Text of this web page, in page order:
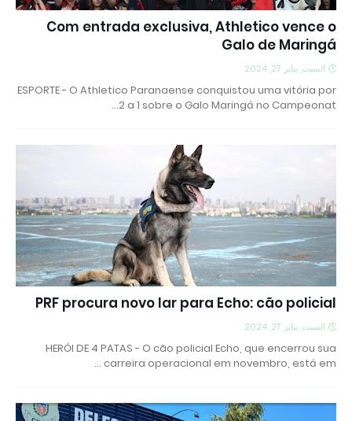
Com entrada exclusiva, Athletico vence o
Galo de Maringá
السبت, يناير 27, 2024
ESPORTE - O Athletico Paranaense conquistou uma vitória por
2 a 1 sobre o Galo Maringá no Campeonat…
PRF procura novo lar para Echo: cão policial
السبت, يناير 27, 2024
HERÓI DE 4 PATAS - O cão policial Echo, que encerrou sua
carreira operacional em novembro, está em …